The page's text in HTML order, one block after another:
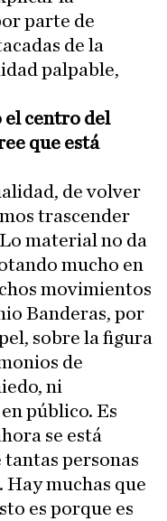
parte de
de la
palpable,
el centro del
que está
de volver
trascender
material no da
mucho en
movimientos
Banderas, por
sobre la figura
de
ni
público. Es
se está
personas
Hay muchas que
es porque es